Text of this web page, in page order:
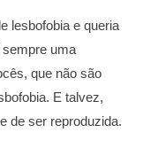
lesbofobia e queria
uma
que não são
E talvez,
de ser reproduzida.